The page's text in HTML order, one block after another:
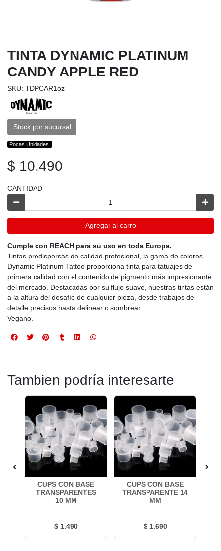
TINTA DYNAMIC PLATINUM
CANDY APPLE RED
SKU: TDPCAR1oz
Stock por sucursal
Pocas Unidades.
$ 10.490
CANTIDAD
Agregar al carro
Cumple con REACH para su uso en toda Europa.
Tintas predispersas de calidad profesional, la gama de colores
Dynamic Platinum Tattoo proporciona tinta para tatuajes de
primera calidad con el contenido de pigmento más impresionante
del mercado. Destacadas por su flujo suave, nuestras tintas están
a la altura del desafío de cualquier pieza, desde trabajos de
detalle precisos hasta delinear o sombrear.
Vegano.
Tambien podría interesarte
CUPS CON BASE
TRANSPARENTES
10 MM
$ 1.490
CUPS CON BASE
TRANSPARENTE 14
MM
$ 1.690